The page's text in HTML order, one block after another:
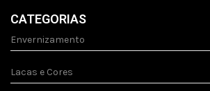
CATEGORIAS
Envernizamento
Lacas e Cores